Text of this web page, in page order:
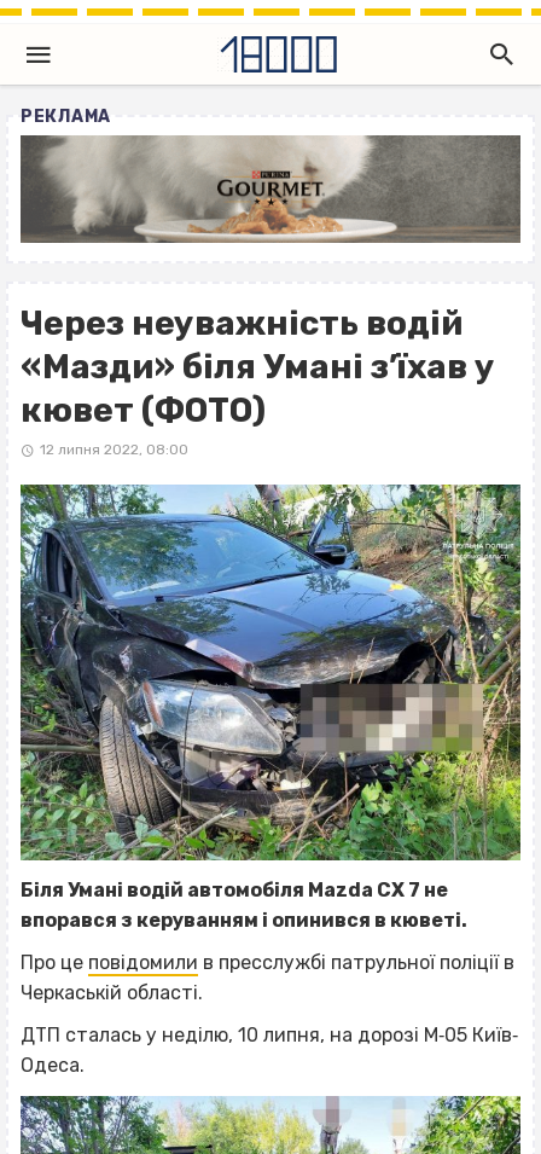
РЕКЛАМА
Через неуважність водій
«Мазди» біля Умані з’їхав у
кювет (ФОТО)
12 липня 2022, 08:00
Біля Умані водій автомобіля Mazda CX 7 не
впорався з керуванням і опинився в кюветі.
Про це повідомили в пресслужбі патрульної поліції в
Черкаській області.
ДТП сталась у неділю, 10 липня, на дорозі М‐05 Київ‐
Одеса.